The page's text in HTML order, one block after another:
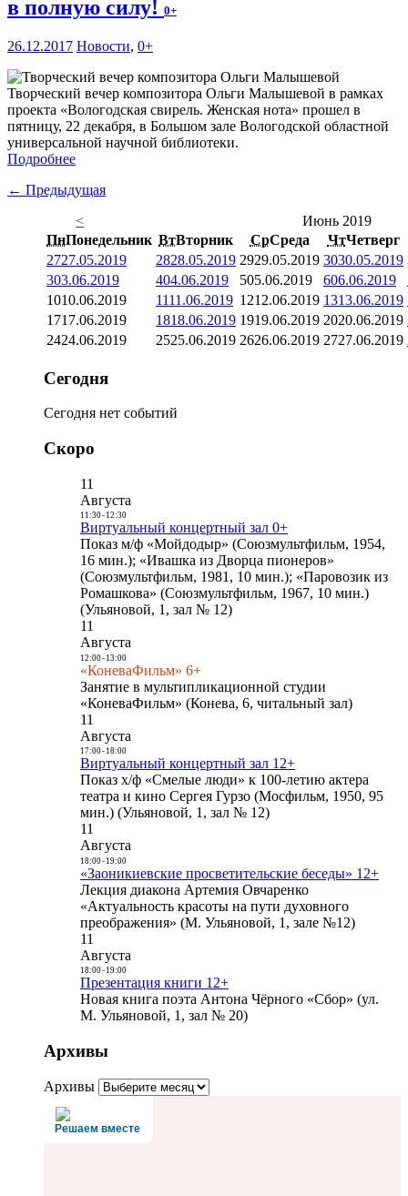
в полную силу! 0+
26.12.2017 Новости, 0+
Творческий вечер композитора Ольги Малышевой в рамках
проекта «Вологодская свирель. Женская нота» прошел в
пятницу, 22 декабря, в Большом зале Вологодской областной
универсальной научной библиотеки.
Подробнее
← Предыдущая
<
Июнь 2019
ПнПонедельник ВтВторник СрСреда ЧтЧетверг
2727.05.2019 2828.05.2019 2929.05.2019 3030.05.2019
303.06.2019 404.06.2019 505.06.2019 606.06.2019
1010.06.2019 1111.06.2019 1212.06.2019 1313.06.2019
1717.06.2019 1818.06.2019 1919.06.2019 2020.06.2019
2424.06.2019 2525.06.2019 2626.06.2019 2727.06.2019
Сегодня
Сегодня нет событий
Скоро
11
Августа
11:30- 12:30
Виртуальный концертный зал 0+
Показ м/ф «Мойдодыр» (Союзмультфильм, 1954,
16 мин.); «Ивашка из Дворца пионеров»
(Союзмультфильм, 1981, 10 мин.); «Паровозик из
Ромашкова» (Союзмультфильм, 1967, 10 мин.)
(Ульяновой, 1, зал № 12)
11
Августа
12:00- 13:00
«КоневаФильм» 6+
Занятие в мультипликационной студии
«КоневаФильм» (Конева, 6, читальный зал)
11
Августа
17:00- 18:00
Виртуальный концертный зал 12+
Показ х/ф «Смелые люди» к 100-летию актера
театра и кино Сергея Гурзо (Мосфильм, 1950, 95
мин.) (Ульяновой, 1, зал № 12)
11
Августа
18:00- 19:00
«Заоникиевские просветительские беседы» 12+
Лекция диакона Артемия Овчаренко
«Актуальность красоты на пути духовного
преображения» (М. Ульяновой, 1, зале №12)
11
Августа
18:00- 19:00
Презентация книги 12+
Новая книга поэта Антона Чёрного «Сбор» (ул.
М. Ульяновой, 1, зал № 20)
Архивы
Архивы
Решаем вместе